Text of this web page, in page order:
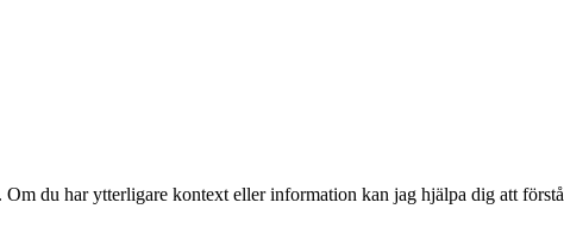
du har ytterligare kontext eller information kan jag hjälpa dig att förstå